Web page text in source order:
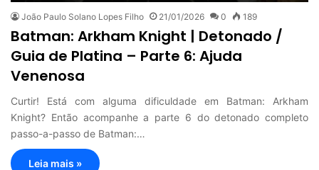
João Paulo Solano Lopes Filho 21/01/2026 0 189
Batman: Arkham Knight | Detonado /
Guia de Platina – Parte 6: Ajuda
Venenosa
Curtir! Está com alguma dificuldade em Batman: Arkham
Knight? Então acompanhe a parte 6 do detonado completo
passo-a-passo de Batman:…
Leia mais »